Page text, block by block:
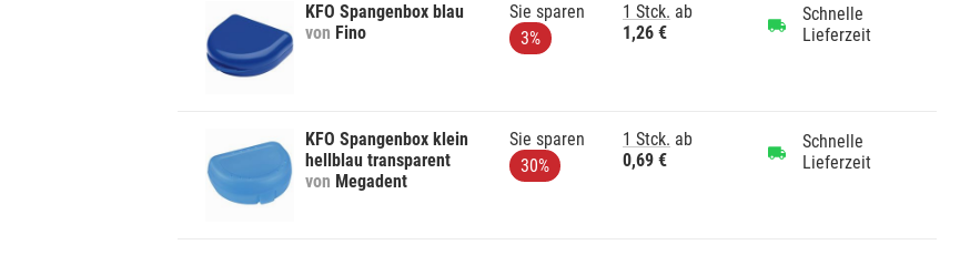
KFO Spangenbox blau
von Fino
Sie sparen
3%
1 Stck. ab
1,26 €
Schnelle
Lieferzeit
KFO Spangenbox klein
hellblau transparent
von Megadent
Sie sparen
30%
1 Stck. ab
0,69 €
Schnelle
Lieferzeit